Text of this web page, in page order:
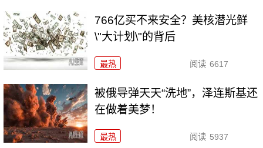
766亿买不来安全？美核潜光鲜
\"大计划\"的背后
最热 阅读 6617
被俄导弹天天“洗地”，泽连斯基还
在做着美梦！
最热 阅读 5937